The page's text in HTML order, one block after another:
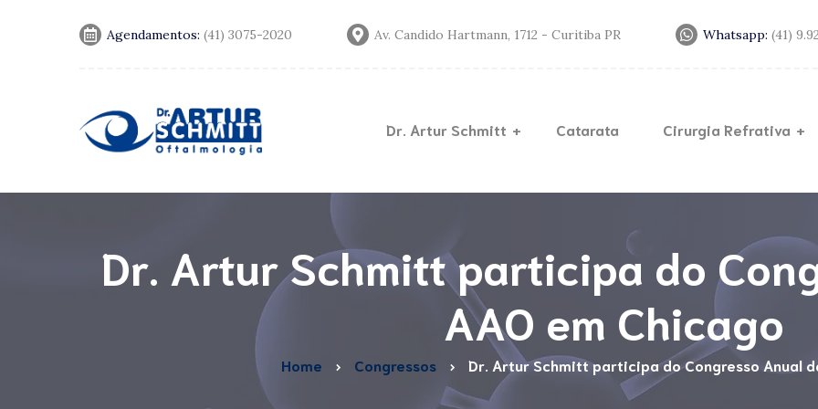
Agendamentos: (41) 3075-2020 Av. Candido Hartmann, 1712 - Curitiba PR Whatsapp: (41)
Dr. Artur Schmitt
Notícias
Catarata Cirurgia Refrativa
Miopia
Anel
Dr. Artur Schmitt participa do
AAO em Chicago
Home Congressos Dr. Artur Schmitt participa do Congresso Anual